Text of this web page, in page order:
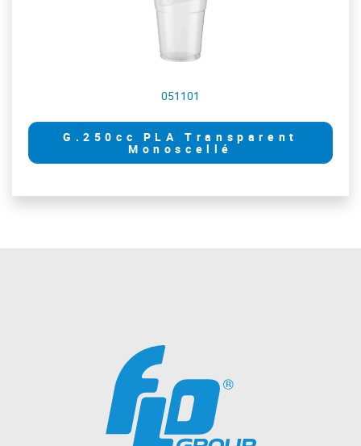
051101
G.250cc PLA Transparent
Monoscellé